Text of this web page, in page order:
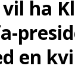
ha
en